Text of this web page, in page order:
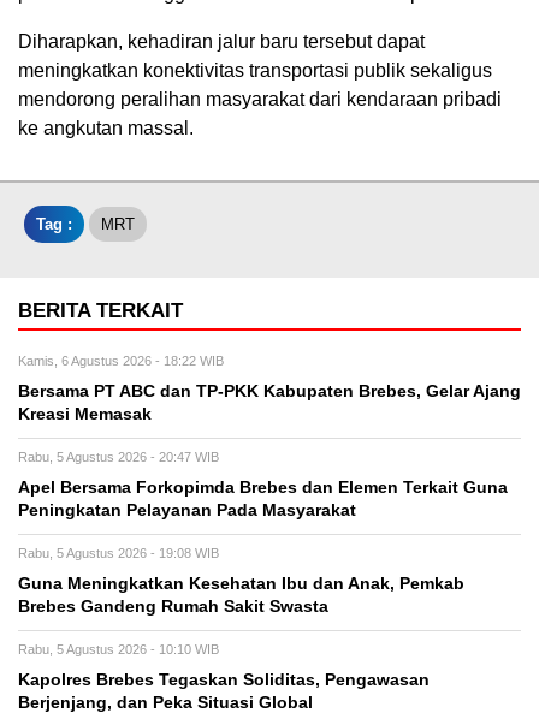
Diharapkan, kehadiran jalur baru tersebut dapat
meningkatkan konektivitas transportasi publik sekaligus
mendorong peralihan masyarakat dari kendaraan pribadi
ke angkutan massal.
Tag : MRT
BERITA TERKAIT
Kamis, 6 Agustus 2026 - 18:22 WIB
Bersama PT ABC dan TP-PKK Kabupaten Brebes, Gelar Ajang
Kreasi Memasak
Rabu, 5 Agustus 2026 - 20:47 WIB
Apel Bersama Forkopimda Brebes dan Elemen Terkait Guna
Peningkatan Pelayanan Pada Masyarakat
Rabu, 5 Agustus 2026 - 19:08 WIB
Guna Meningkatkan Kesehatan Ibu dan Anak, Pemkab
Brebes Gandeng Rumah Sakit Swasta
Rabu, 5 Agustus 2026 - 10:10 WIB
Kapolres Brebes Tegaskan Soliditas, Pengawasan
Berjenjang, dan Peka Situasi Global